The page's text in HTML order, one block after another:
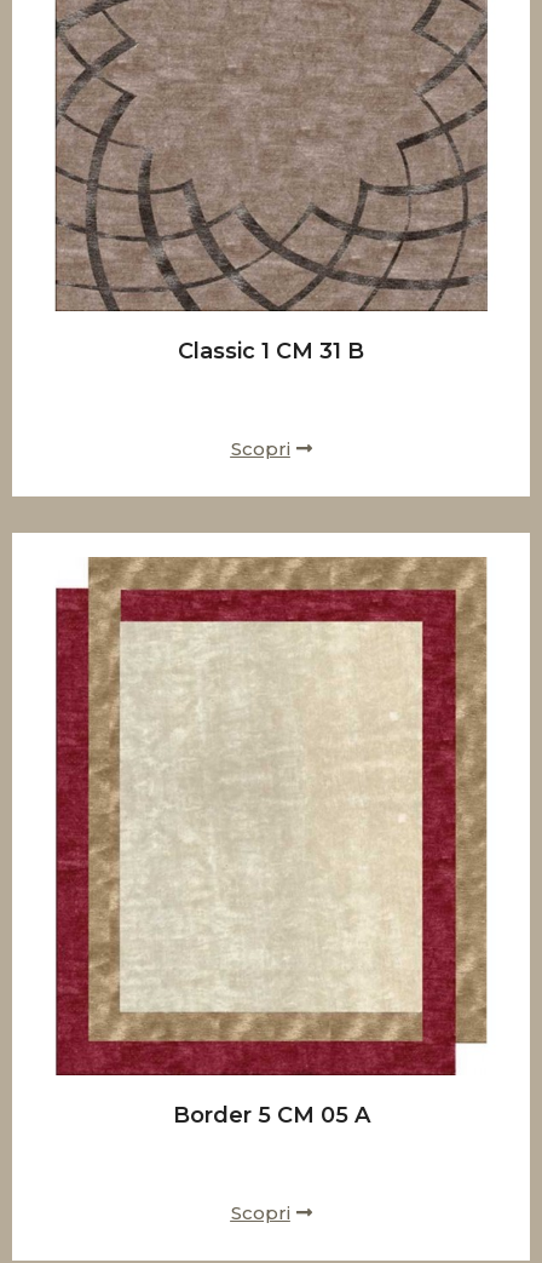
Classic 1 CM 31 B
Scopri
Border 5 CM 05 A
Scopri